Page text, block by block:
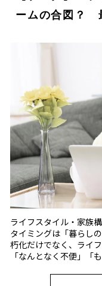
ームの合図？
ライフスタイル・家族
タイミングは「暮らし
朽化だけでなく、ライ
「なんとなく不便」